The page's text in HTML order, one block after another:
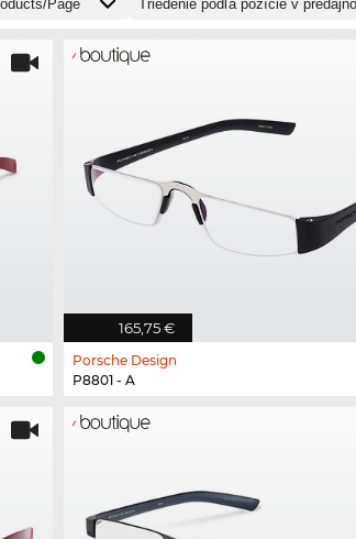
165,75 €
Porsche Design
P8801 - A